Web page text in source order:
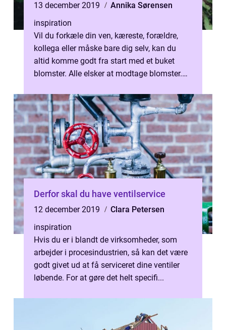
13 december 2019
Annika Sørensen
inspiration
Vil du forkæle din ven, kæreste, forældre,
kollega eller måske bare dig selv, kan du
altid komme godt fra start med et buket
blomster. Alle elsker at modtage blomster.
Derfor skal du have ventilservice
12 december 2019
Clara Petersen
inspiration
Hvis du er i blandt de virksomheder, som
arbejder i procesindustrien, så kan det være
godt givet ud at få serviceret dine ventiler
løbende. For at gøre det helt specifi...